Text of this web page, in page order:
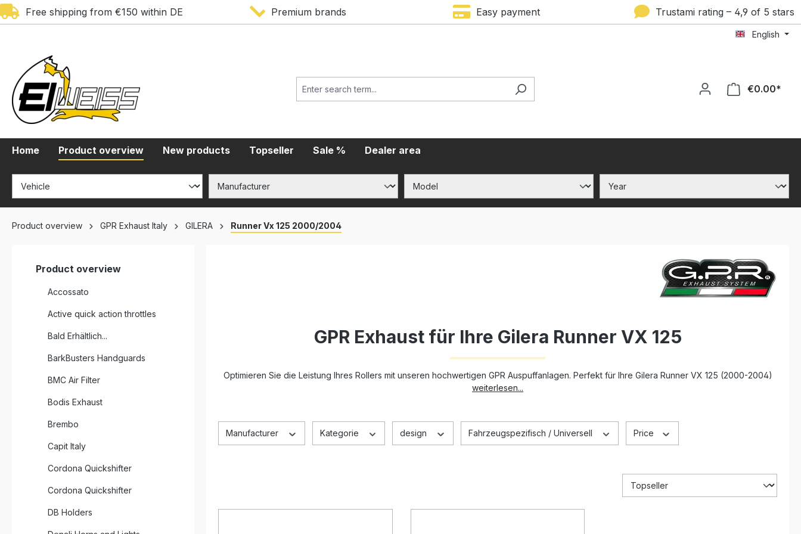
Skip to main navigation
Free shipping from €150 within DE Premium brands Easy payment Trustami rating – 4,9 of 5 stars
English
€0.00*
Home Product overview New products Topseller Sale % Dealer area
Product overview GPR Exhaust Italy GILERA Runner Vx 125 2000/2004
Product overview
Accossato
Active quick action throttles
Bald Erhältlich...
BarkBusters Handguards
BMC Air Filter
Bodis Exhaust
Brembo
Capit Italy
Cordona Quickshifter
Cordona Quickshifter
DB Holders
GPR Exhaust für Ihre Gilera Runner VX 125
Optimieren Sie die Leistung Ihres Rollers mit unseren hochwertigen GPR Auspuffanlagen. Perfekt für Ihre Gilera Runner VX 125 (2000-2004)
weiterlesen...
Manufacturer Kategorie design Fahrzeugspezifisch / Universell Price